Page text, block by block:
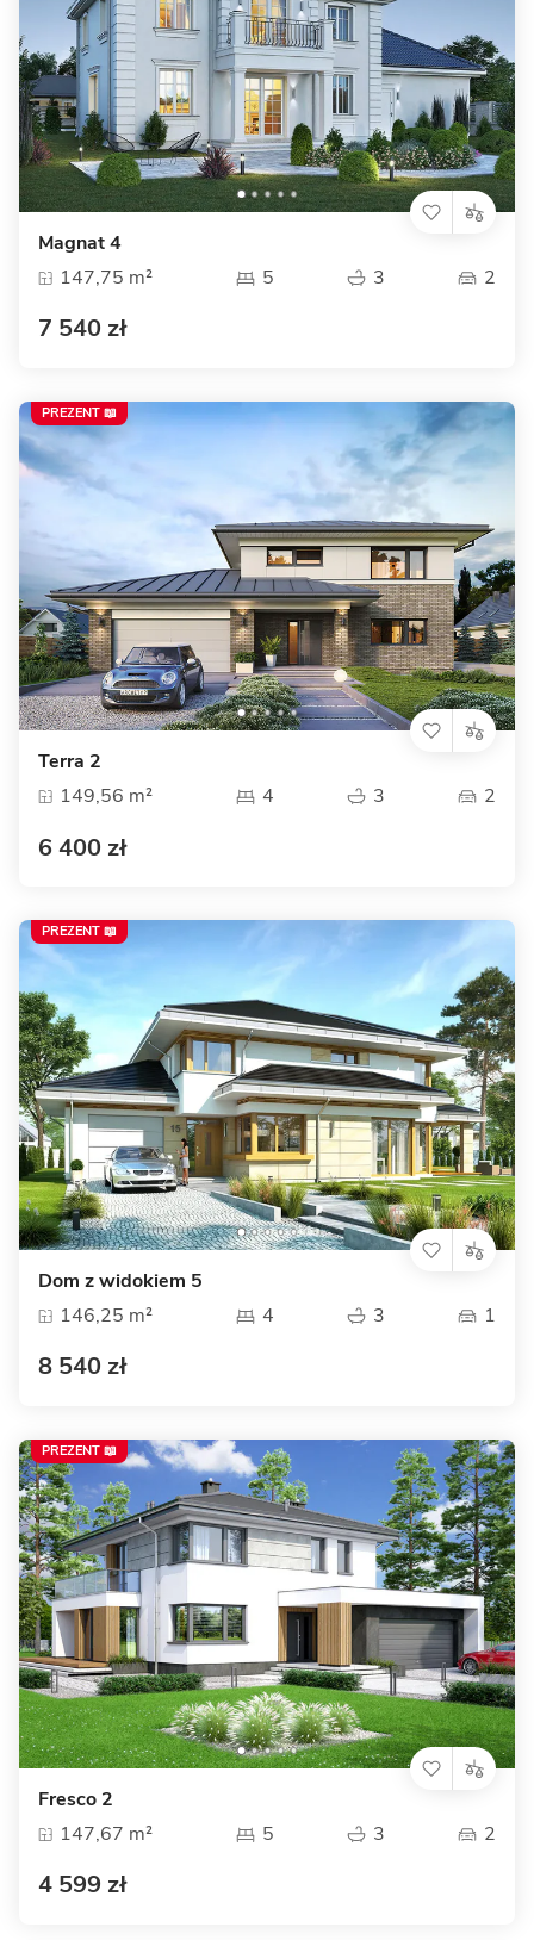
Magnat 4
147,75 m²
5 3 2
7 540 zł
Terra 2
149,56 m²
4 3 2
6 400 zł
PREZENT 📖
Dom z widokiem 5
146,25 m²
4 3 1
8 540 zł
PREZENT 📖
Fresco 2
147,67 m²
5 3 2
4 599 zł
PREZENT 📖